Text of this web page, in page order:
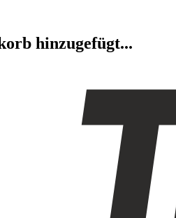
hinzugefügt...